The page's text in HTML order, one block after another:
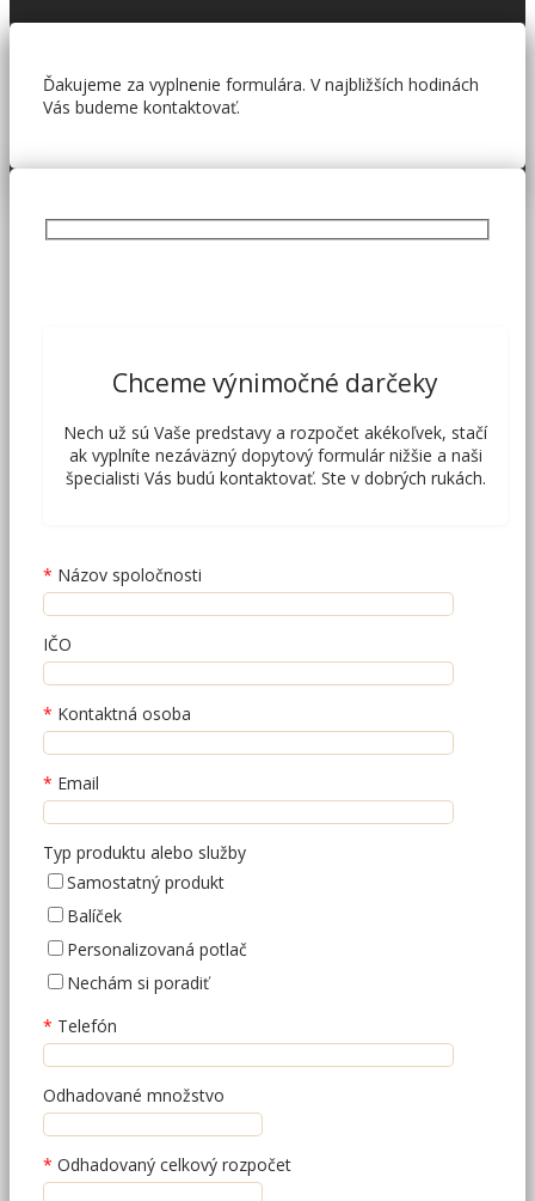
Ďakujeme za vyplnenie formulára. V najbližších hodinách
Vás budeme kontaktovať.
Chceme výnimočné darčeky
Nech už sú Vaše predstavy a rozpočet akékoľvek, stačí
ak vyplníte nezáväzný dopytový formulár nižšie a naši
špecialisti Vás budú kontaktovať. Ste v dobrých rukách.
Názov spoločnosti
IČO
Kontaktná osoba
Email
Typ produktu alebo služby
Samostatný produkt
Balíček
Personalizovaná potlač
Nechám si poradiť
Telefón
Odhadované množstvo
Odhadovaný celkový rozpočet